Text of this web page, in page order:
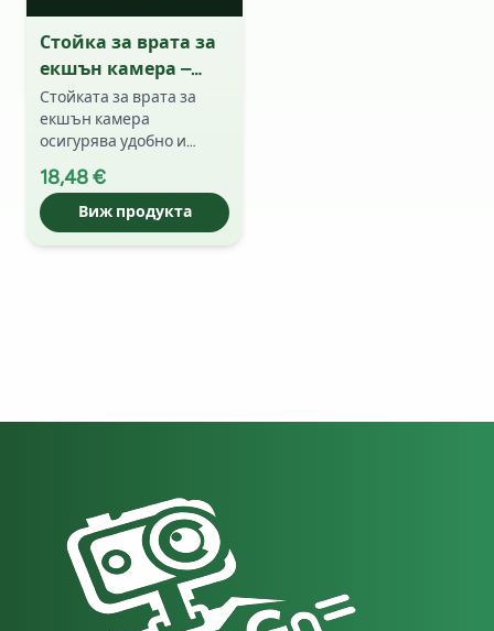
Стойка за врата за
екшън камера –
свободни ръце за
максимално
удобство при
заснемане на видео
Стойката за врата за
екшън камера
осигурява удобно и
позволяващо заснемане
от първо лице по време
на активни спортове и
приключенства.
18,48 €
Виж продукта